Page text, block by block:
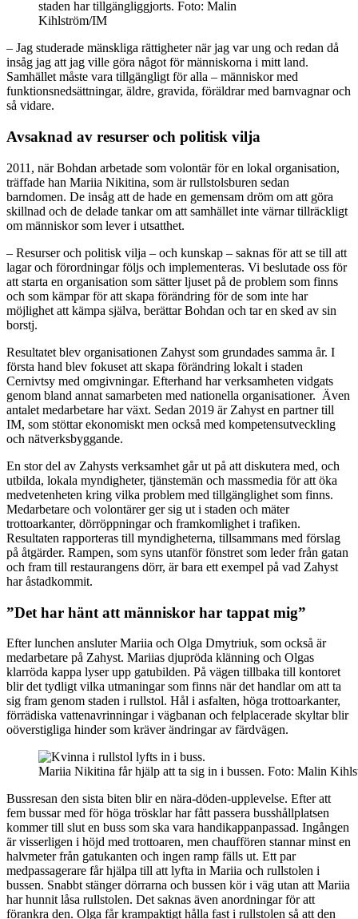
staden har tillgängliggjorts. Foto: Malin
Kihlström/IM
– Jag studerade mänskliga rättigheter när jag var ung och redan då
insåg jag att jag ville göra något för människorna i mitt land.
Samhället måste vara tillgängligt för alla – människor med
funktionsnedsättningar, äldre, gravida, föräldrar med barnvagnar och
så vidare.
Avsaknad av resurser och politisk vilja
2011, när Bohdan arbetade som volontär för en lokal organisation,
träffade han Mariia Nikitina, som är rullstolsburen sedan
barndomen. De insåg att de hade en gemensam dröm om att göra
skillnad och de delade tankar om att samhället inte värnar tillräckligt
om människor som lever i utsatthet.
– Resurser och politisk vilja – och kunskap – saknas för att se till att
lagar och förordningar följs och implementeras. Vi beslutade oss för
att starta en organisation som sätter ljuset på de problem som finns
och som kämpar för att skapa förändring för de som inte har
möjlighet att kämpa själva, berättar Bohdan och tar en sked av sin
borstj.
Resultatet blev organisationen Zahyst som grundades samma år. I
första hand blev fokuset att skapa förändring lokalt i staden
Cernivtsy med omgivningar. Efterhand har verksamheten vidgats
genom bland annat samarbeten med nationella organisationer. Även
antalet medarbetare har växt. Sedan 2019 är Zahyst en partner till
IM, som stöttar ekonomiskt men också med kompetensutveckling
och nätverksbyggande.
En stor del av Zahysts verksamhet går ut på att diskutera med, och
utbilda, lokala myndigheter, tjänstemän och massmedia för att öka
medvetenheten kring vilka problem med tillgänglighet som finns.
Medarbetare och volontärer ger sig ut i staden och mäter
trottoarkanter, dörröppningar och framkomlighet i trafiken.
Resultaten rapporteras till myndigheterna, tillsammans med förslag
på åtgärder. Rampen, som syns utanför fönstret som leder från gatan
och fram till restaurangens dörr, är bara ett exempel på vad Zahyst
har åstadkommit.
”Det har hänt att människor har tappat mig”
Efter lunchen ansluter Mariia och Olga Dmytriuk, som också är
medarbetare på Zahyst. Mariias djupröda klänning och Olgas
klarröda kappa lyser upp gatubilden. På vägen tillbaka till kontoret
blir det tydligt vilka utmaningar som finns när det handlar om att ta
sig fram genom staden i rullstol. Hål i asfalten, höga trottoarkanter,
förrädiska vattenavrinningar i vägbanan och felplacerade skyltar blir
oöverstigliga hinder som kräver ändringar av färdvägen.
Mariia Nikitina får hjälp att ta sig in i bussen. Foto: Malin
Bussresan den sista biten blir en nära-döden-upplevelse. Efter att
fem bussar med för höga trösklar har fått passera busshållplatsen
kommer till slut en buss som ska vara handikappanpassad. Ingången
är visserligen i höjd med trottoaren, men chauffören stannar minst en
halvmeter från gatukanten och ingen ramp fälls ut. Ett par
medpassagerare får hjälpa till att lyfta in Mariia och rullstolen i
bussen. Snabbt stänger dörrarna och bussen kör i väg utan att Mariia
har hunnit låsa rullstolen. Det saknas även anordningar för att
förankra den. Olga får krampaktigt hålla fast i rullstolen så att den